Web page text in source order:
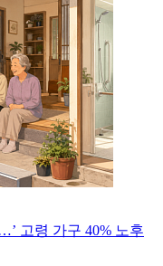
고령 가구 40% 노후